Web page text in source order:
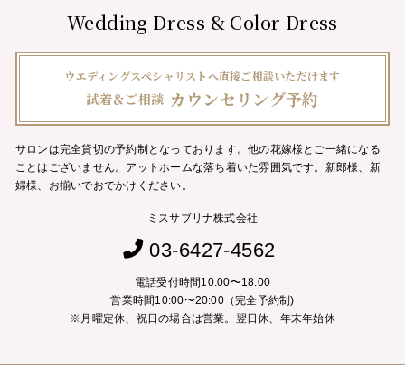
Wedding Dress & Color Dress
ウエディングスペシャリストへ直接ご相談いただけます
試着＆ご相談 カウンセリング予約
サロンは完全貸切の予約制となっております。他の花嫁様とご一緒になる
ことはございません。 アットホームな落ち着いた雰囲気です。新郎様、新
婦様、お揃いでおでかけください。
ミスサブリナ株式会社
03-6427-4562
電話受付時間10:00〜18:00
営業時間10:00〜20:00（完全予約制)
※月曜定休、祝日の場合は営業。翌日休、年末年始休